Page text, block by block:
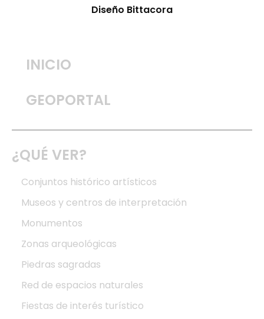
Diseño Bittacora
INICIO
GEOPORTAL
¿QUÉ VER?
Conjuntos histórico artísticos
Museos y centros de interpretación
Monumentos
Zonas arqueológicas
Piedras sagradas
Red de espacios naturales
Fiestas de interés turístico